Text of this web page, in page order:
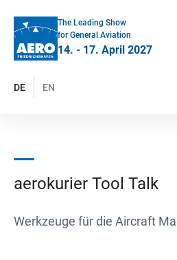
The Leading Show
for General Aviation
14. - 17. April 2027
DE EN
aerokurier Tool Talk
Werkzeuge für die Aircraft